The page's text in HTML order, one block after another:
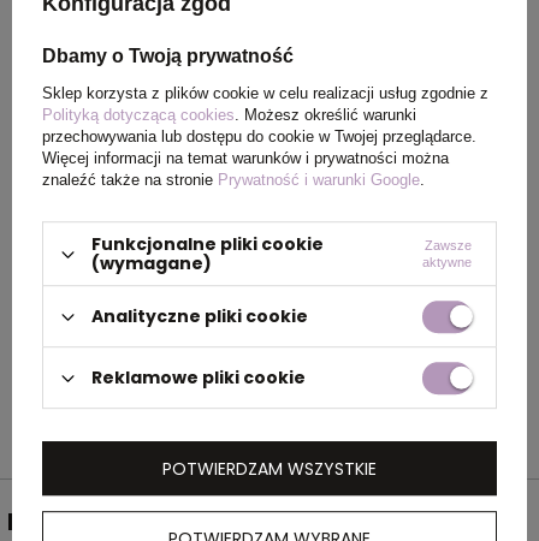
Wymiary
produktu
Kolor niebieski
Bańki mydlane BUBBLES to idealny pomysł na
rozrywkę i aktywne spędzanie czasu. Z
pewnością urozmaicą wiele tematycznych
imprez.
NEWSLETTER
Dbamy o Twoją prywatność
Sklep korzysta z plików cookie w celu realizacji usług zgodnie z
Polityką dotyczącą cookies. Możesz określić warunki
przechowywania lub dostępu do cookie w Twojej przeglądarce.
Więcej informacji na temat warunków i prywatności można
znaleźć także na stronie Prywatność i warunki Google.
Funkcjonalne pliki cookie
(wymagane)
Zawsze
aktywne
Analityczne pliki cookie
Reklamowe pliki cookie
POTWIERDZAM WSZYSTKIE